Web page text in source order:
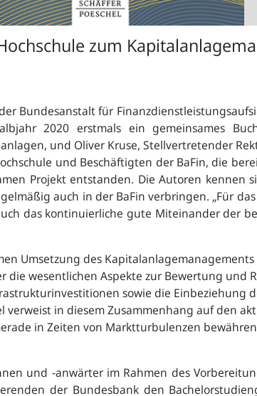
zum
Bundesanstalt für
2020 erstmals ein gemeinsames
und Oliver Kruse, Stellvertretender
und Beschäftigten der BaFin, die
Projekt entstanden. Die Autoren kennen
auch in der BaFin verbringen. „Für
das kontinuierliche gute Miteinander der
Umsetzung des
wesentlichen Aspekte zur Bewertung und
sowie die Einbeziehung
in diesem Zusammenhang auf den
in Zeiten von Marktturbulenzen
und -anwärter im Rahmen des
der Bundesbank den